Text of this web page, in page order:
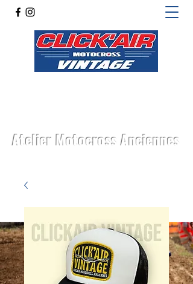
Atelier Motocross Anciennes